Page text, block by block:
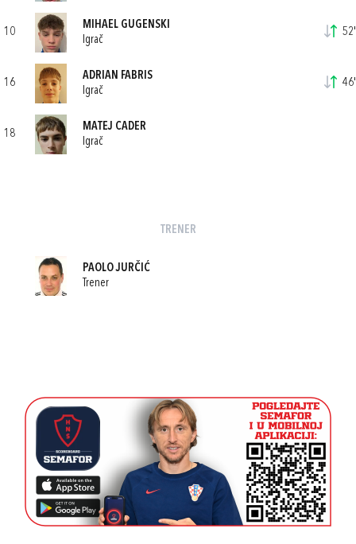
10
MIHAEL GUGENSKI
Igrač
52'
16
ADRIAN FABRIS
Igrač
46'
18
MATEJ CADER
Igrač
TRENER
PAOLO JURČIĆ
Trener